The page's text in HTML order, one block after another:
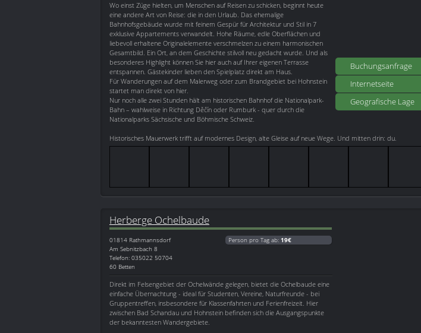
Buchungsanfrage
Internetseite
Geografische Lage
Wo einst Züge hielten, um Menschen auf Reisen zu schicken, beginnt heute
eine andere Art von Reise: die in den Urlaub. Das ehemalige
Bahnhofsgebäude wurde mit feinem Gespür für Architektur und Stil in 7
exklusive Appartements verwandelt. Hohe Räume, edle Oberflächen und
liebevoll erhaltene Originalelemente verschmelzen zu einem harmonischen
Gesamtbild. Ein Ort, an dem Geschichte stilvoll neu gedacht wurde. Und als
besonderes Highlight können Sie hier auch auf Ihrer eigenen Terrasse
entspannen. Gästekinder lieben den Spielplatz direkt am Haus.
Für Wanderungen auf dem Malerweg oder zum Brandgebiet bei Hohnstein
startet man direkt von hier.
Nur noch alle zwei Stunden hält am historischen Bahnhof die Nationalpark-
Bahn – wahlweise in Richtung Děčín oder Rumburk - quer durch die
Nationalparks Sächsische und Böhmische Schweiz.
Historisches Mauerwerk trifft auf modernes Design, alte Gleise auf neue Wege. Und mitten drin: du.
Herberge Ochelbaude
01814 Rathmannsdorf
Am Sebnitzbach 8
Telefon: 035022 50704
60 Betten
Person pro Tag ab: 19€
Direkt im Felsengebiet der Ochelwände gelegen, bietet die Ochelbaude eine
einfache Übernachtung - ideal für Studenten, Vereine, Naturfreunde - bei
Gruppentreffen, insbesondere für Klassenfahrten und Ferienfreizeit. Hier
zwischen Bad Schandau und Hohnstein befinden sich die Ausgangspunkte
der bekanntesten Wandergebiete.